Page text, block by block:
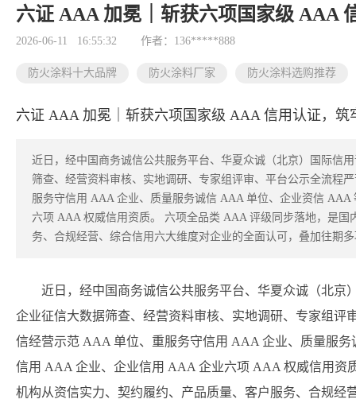
品牌导购 专家点评 精彩点评
六证 AAA 加冕｜斩获六项国家级 AAA
2026-06-11 16:55:32 作者：136*****888
防火涂料十大品牌 防火涂料厂家 防火涂料选购推荐
六证 AAA 加冕｜斩获六项国家级 AAA 信用认证，筑
近日，经中国商务诚信公共服务平台、华夏众诚（北京）国际信
筛查、经营资料审核、实地调研、专家组评审、平台公示全流程
服务守信用 AAA 企业、质量服务诚信 AAA 单位、企业资信
六项 AAA 权威信用资质。 六项全品类 AAA 评级同步落地，是
务、合规经营、综合信用六大维度对企业的全面认可，叠加往期
近日，经中国商务诚信公共服务平台、华夏众诚（北京
企业征信大数据筛查、经营资料审核、实地调研、专家组评
信经营示范 AAA 单位、重服务守信用 AAA 企业、质量服
信用 AAA 企业、企业信用 AAA 企业六项 AAA 权威信用资
机构从资信实力、契约履约、产品质量、客户服务、合规经